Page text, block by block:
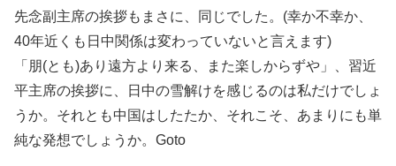
先念副主席の挨拶もまさに、同じでした。(幸か不幸か、
40年近くも日中関係は変わっていないと言えます)
「朋(とも)あり遠方より来る、また楽しからずや」、習近
平主席の挨拶に、日中の雪解けを感じるのは私だけでしょ
うか。それとも中国はしたたか、それこそ、あまりにも単
純な発想でしょうか。Goto